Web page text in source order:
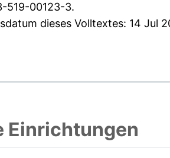
519-00123-3.
dieses Volltextes: 14 Jul
Einrichtungen